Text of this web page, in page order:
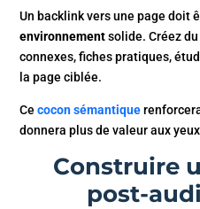
Un backlink vers une page doit
environnementsolide. Créez
connexes, fiches pratiques,
la page ciblée.
Cecocon sémantique
donnera plus de valeur aux yeux
Construire
post-